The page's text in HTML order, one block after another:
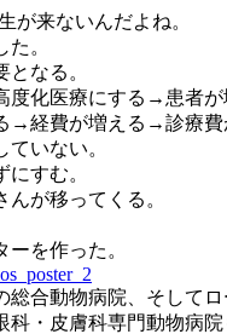
が来ないんだよね。
。
なる。
度化医療にする→患者
→経費が増える→診療
いない。
すむ。
が移ってくる。
を作った。
合動物病院、そしてロ
・皮膚科専門動物病院